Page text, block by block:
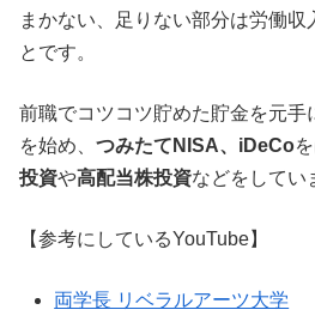
まかない、足りない部分は労働収
とです。
前職でコツコツ貯めた貯金を元手
を始め、 つみたてNISA、iDeCo
投資や高配当株投資などをしてい
【参考にしているYouTube】
両学長 リベラルアーツ大学